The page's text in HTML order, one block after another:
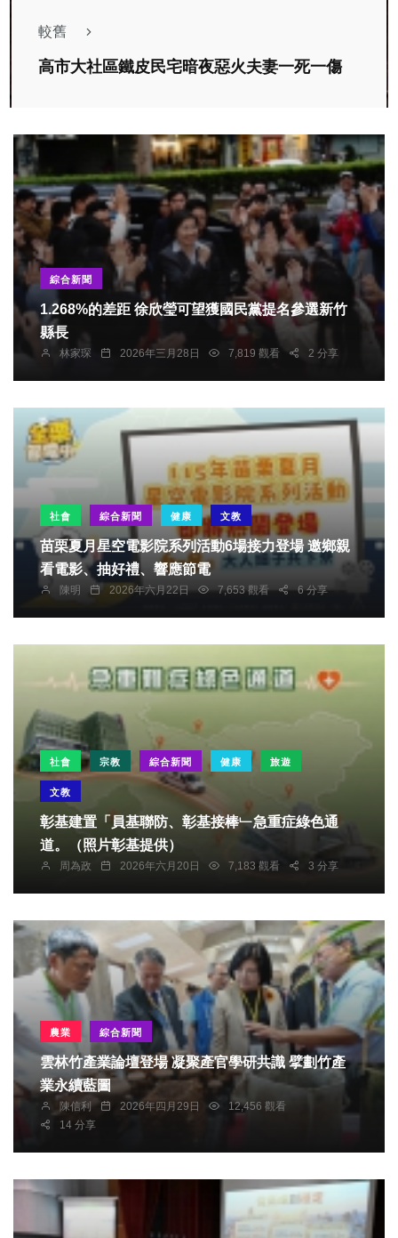
較舊
高市大社區鐵皮民宅暗夜惡火夫妻一死一傷
綜合新聞
1.268%的差距 徐欣瑩可望獲國民黨提名參選新竹
縣長
林家琛 2026年三月28日 7,819 觀看 2 分享
社會 綜合新聞 健康 文教
苗栗夏月星空電影院系列活動6場接力登場 邀鄉親
看電影、抽好禮、響應節電
陳明 2026年六月22日 7,653 觀看 6 分享
社會 宗教 綜合新聞 健康 旅遊
文教
彰基建置「員基聯防、彰基接棒﹂急重症綠色通
道。（照片彰基提供）
周為政 2026年六月20日 7,183 觀看 3 分享
農業 綜合新聞
雲林竹產業論壇登場 凝聚產官學研共識 擘劃竹產
業永續藍圖
陳信利 2026年四月29日
12,456 觀看
14 分享